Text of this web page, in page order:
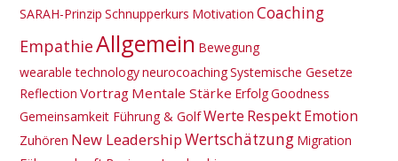
SARAH-Prinzip Schnupperkurs Motivation Coaching
EmpathieAllgemein Bewegung
wearable technologyneurocoachingSystemische Gesetze
Reflection Vortrag Mentale Stärke ErfolgGoodness
Gemeinsamkeit Führung & GolfWerte RespektEmotion
Zuhören New LeadershipWertschätzung Migration